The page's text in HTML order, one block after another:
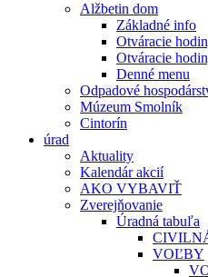
Alžbetin dom
Základné info
Otváracie
Otváracie
Denné menu
Odpadové
Múzeum Smolník
Cintorín
úrad
Aktuality
Kalendár akcií
AKO VYBAVIŤ
Zverejňovanie
Úradná tabuľa
VOĽBY